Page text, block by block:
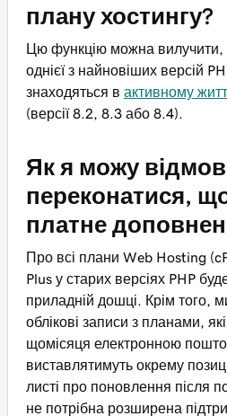
плану хостингу?
Цю функцію можна
однієї з найновіших версій
знаходяться в активному
(версії 8.2, 8.3 або 8.4).
Як я можу
переконатися,
платне
Про всі плани Web Hosting
Plus у старих версіях PHP
приладній дошці. Крім того,
облікові записи з планами,
щомісяця електронною
виставлятимуть окрему
листі про поновлення після
не потрібна розширена